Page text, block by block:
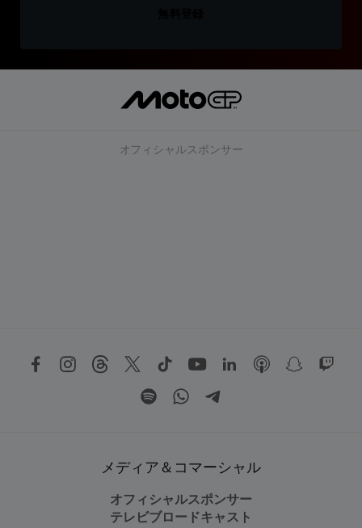
オフィシャルスポンサー
メディア＆コマーシャル
オフィシャルスポンサー
テレビブロードキャスト